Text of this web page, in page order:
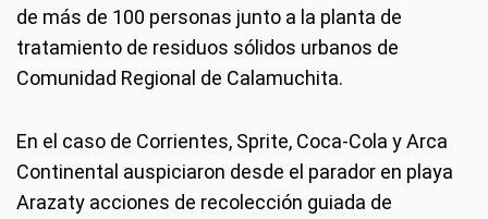
de más de 100 personas junto a la planta de
tratamiento de residuos sólidos urbanos de
Comunidad Regional de Calamuchita.
En el caso de Corrientes, Sprite, Coca-Cola y Arca
Continental auspiciaron desde el parador en playa
Arazaty acciones de recolección guiada de